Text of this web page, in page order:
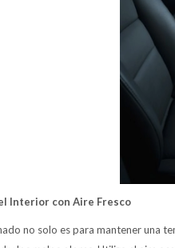
Interior con Aire Fresco
no solo es para mantener una